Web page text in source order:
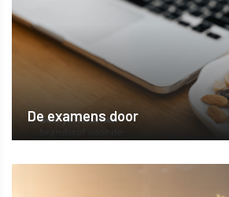
De examens door